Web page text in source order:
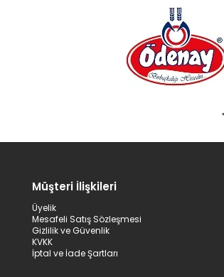
Müşteri İlişkileri
Üyelik
Mesafeli Satış Sözleşmesi
Gizlilik ve Güvenlik
KVKK
İptal ve İade Şartları